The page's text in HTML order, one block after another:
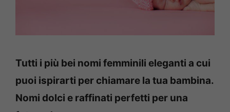
Tutti i più bei nomi femminili eleganti a cui
puoi ispirarti per chiamare la tua bambina.
Nomi dolci e raffinati perfetti per una